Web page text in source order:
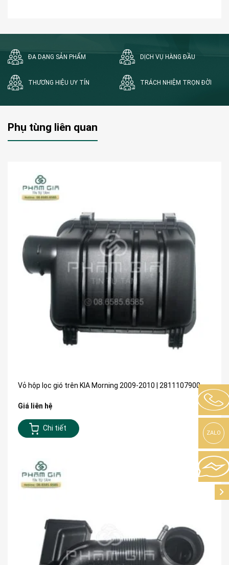
ĐA DẠNG SẢN PHẨM DỊCH VỤ HÀNG ĐẦU
THƯƠNG HIỆU UY TÍN TRÁCH NHIỆM TRỌN ĐỜI
Phụ tùng liên quan
Vỏ hộp lọc gió trên KIA Morning 2009-2010 | 2811107900
Giá liên hệ
Chi tiết
ZALO